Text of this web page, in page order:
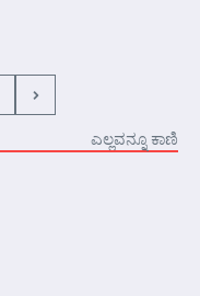
ಎಲ್ಲವನ್ನೂ ಕಾಣಿ